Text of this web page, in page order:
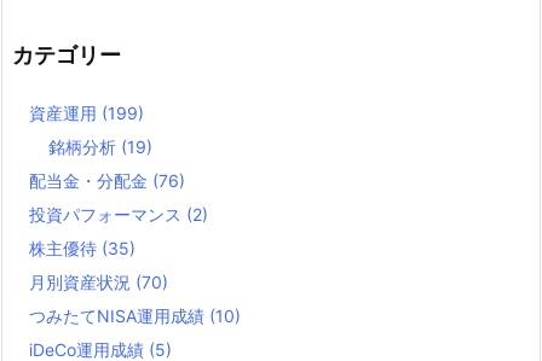
カテゴリー
資産運用 (199)
銘柄分析 (19)
配当金・分配金 (76)
投資パフォーマンス (2)
株主優待 (35)
月別資産状況 (70)
つみたてNISA運用成績 (10)
iDeCo運用成績 (5)